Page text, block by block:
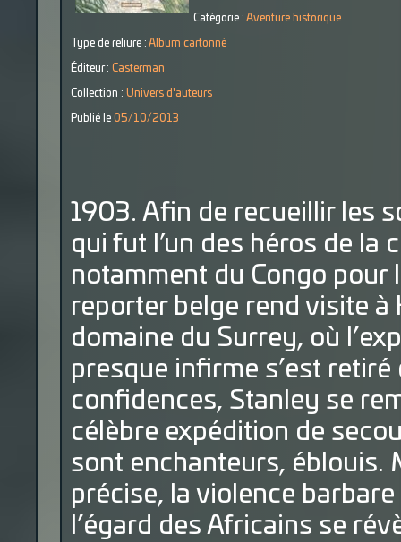
Catégorie : Aventure historique
Type de reliure : Album cartonné
Éditeur : Casterman
Collection : Univers d'auteurs
Publié le 05/10/2013
1903. Afin de recueillir les
qui fut l’un des héros de la
notamment du Congo pour
reporter belge rend visite
domaine du Surrey, où
presque infirme s’est retiré
confidences, Stanley se
célèbre expédition de
sont enchanteurs, éblouis.
précise, la violence
l’égard des Africains se